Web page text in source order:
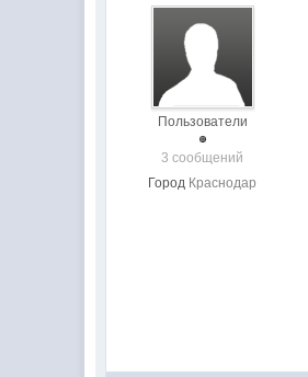
Пользователи
3 сообщений
Город Краснодар